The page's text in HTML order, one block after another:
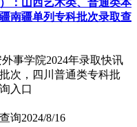
：山西艺术类、普通类本
南疆单列专科批次录取查
事学院2024年录取快讯
次，四川普通类专科批
入口
询2024/8/16